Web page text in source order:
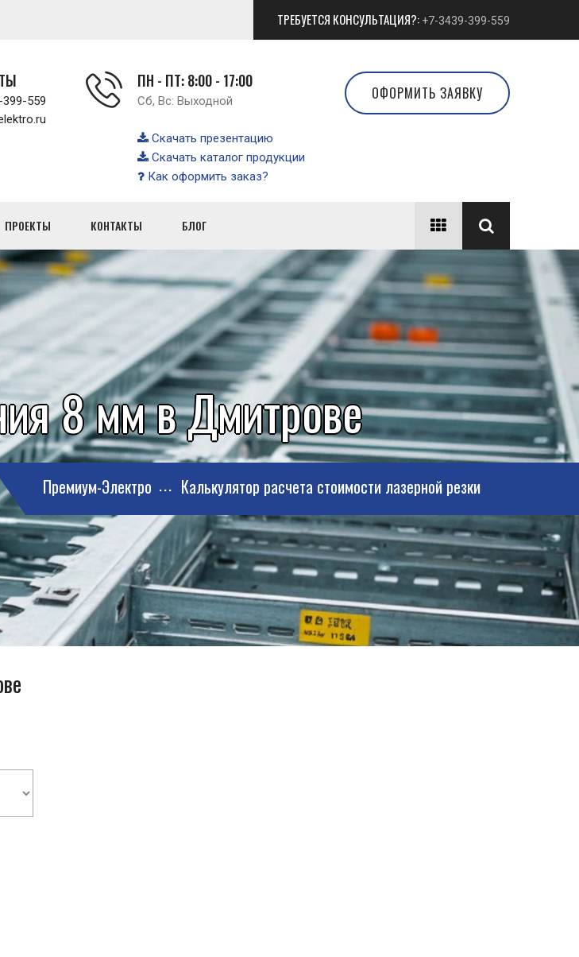
ТРЕБУЕТСЯ КОНСУЛЬТАЦИЯ?: +7-3439-399-559
559
ПН - ПТ: 8:00 - 17:00
Сб, Вс: Выходной
Скачать презентацию
Скачать каталог продукции
Как оформить заказ?
ОФОРМИТЬ ЗАЯВКУ
ПРОЕКТЫ КОНТАКТЫ БЛОГ
8 мм в Дмитрове
Премиум-Электро Калькулятор расчета стоимости лазерной резки